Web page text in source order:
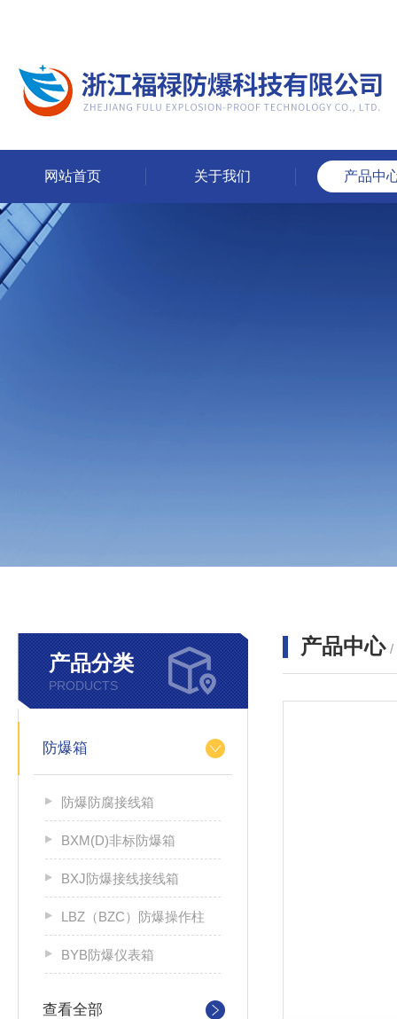
网站首页 关于我们 产品中
产品分类
PRODUCTS
防爆箱
防爆防腐接线箱
BXM(D)非标防爆箱
BXJ防爆接线接线箱
LBZ（BZC）防爆操作柱
BYB防爆仪表箱
查看全部
产品中心 /